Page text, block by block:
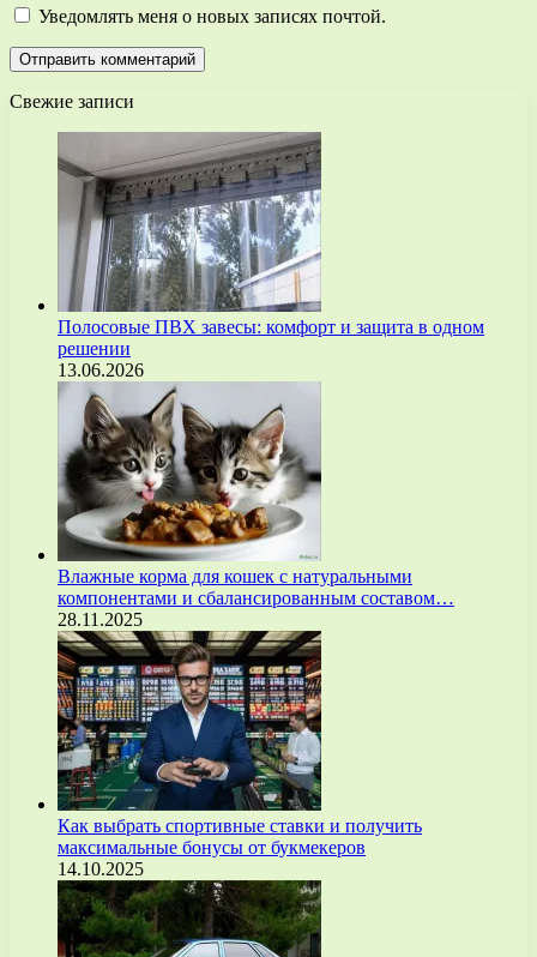
Уведомлять меня о новых записях почтой.
Свежие записи
Полосовые ПВХ завесы: комфорт и защита в одном
решении
13.06.2026
Влажные корма для кошек с натуральными
компонентами и сбалансированным составом…
28.11.2025
Как выбрать спортивные ставки и получить
максимальные бонусы от букмекеров
14.10.2025